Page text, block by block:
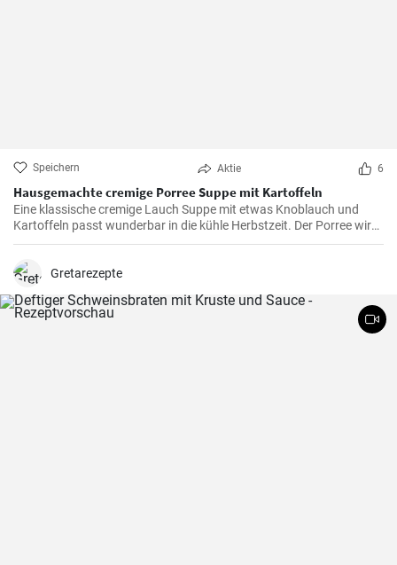
Speichern Aktie 6
Hausgemachte cremige Porree Suppe mit Kartoffeln
Eine klassische cremige Lauch Suppe mit etwas Knoblauch und
Kartoffeln passt wunderbar in die kühle Herbstzeit. Der Porree wird
gedünstet und mit den anderen Zutaten gekocht, dann püriert.
Gretarezepte